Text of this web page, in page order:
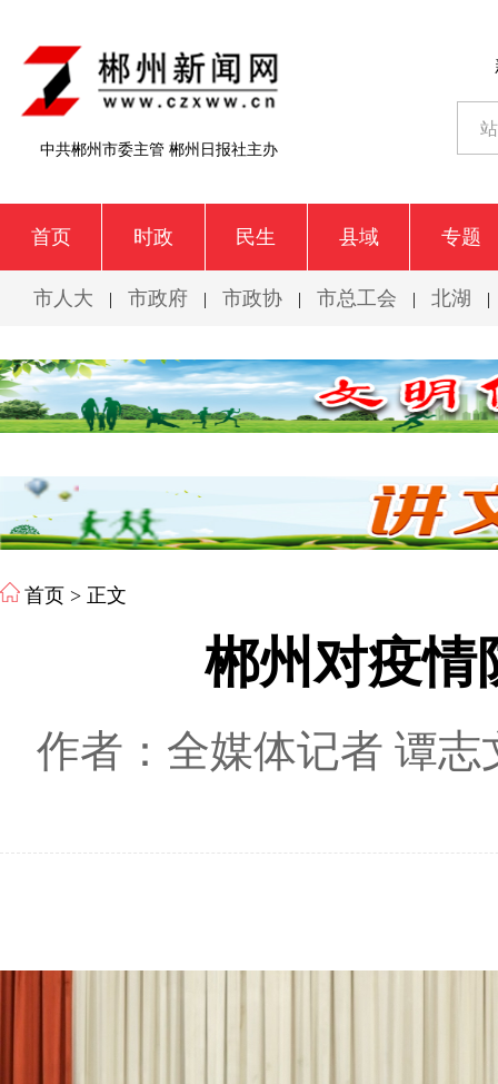
中共郴州市委主管 郴州日报社主办
首页 时政 民生 县域 专题
市人大 | 市政府 | 市政协 | 市总工会 | 北湖 |
首页 > 正文
郴州对疫情
作者：全媒体记者 谭志